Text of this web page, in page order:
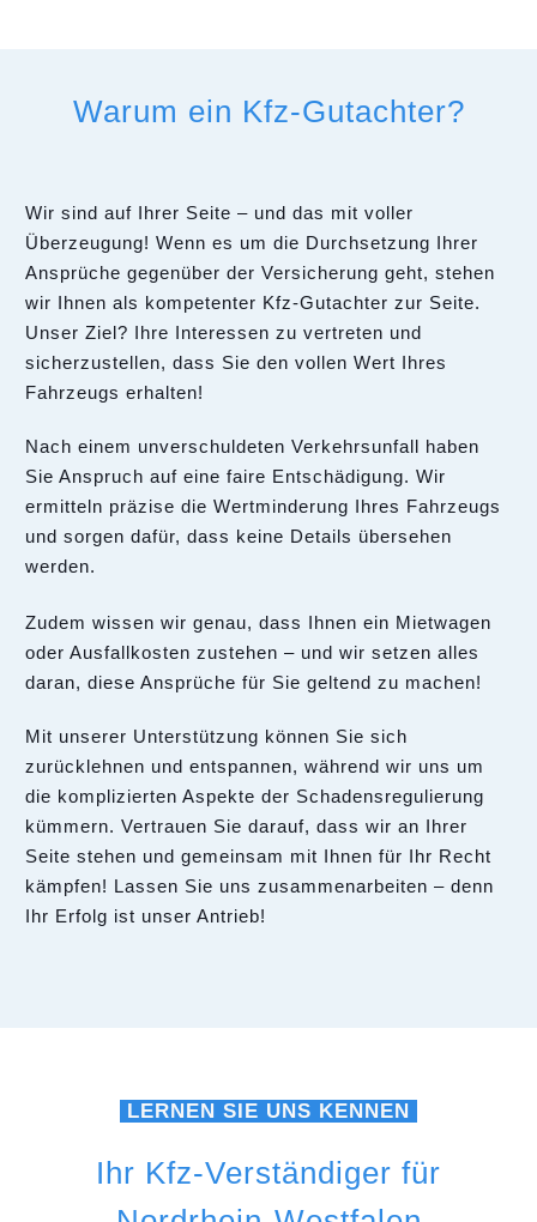
Warum ein Kfz-Gutachter?
Wir sind auf Ihrer Seite – und das mit voller
Überzeugung! Wenn es um die Durchsetzung Ihrer
Ansprüche gegenüber der Versicherung geht, stehen
wir Ihnen als kompetenter Kfz-Gutachter zur Seite.
Unser Ziel? Ihre Interessen zu vertreten und
sicherzustellen, dass Sie den vollen Wert Ihres
Fahrzeugs erhalten!
Nach einem unverschuldeten Verkehrsunfall haben
Sie Anspruch auf eine faire Entschädigung. Wir
ermitteln präzise die Wertminderung Ihres Fahrzeugs
und sorgen dafür, dass keine Details übersehen
werden.
Zudem wissen wir genau, dass Ihnen ein Mietwagen
oder Ausfallkosten zustehen – und wir setzen alles
daran, diese Ansprüche für Sie geltend zu machen!
Mit unserer Unterstützung können Sie sich
zurücklehnen und entspannen, während wir uns um
die komplizierten Aspekte der Schadensregulierung
kümmern. Vertrauen Sie darauf, dass wir an Ihrer
Seite stehen und gemeinsam mit Ihnen für Ihr Recht
kämpfen! Lassen Sie uns zusammenarbeiten – denn
Ihr Erfolg ist unser Antrieb!
LERNEN SIE UNS KENNEN
Ihr Kfz-Verständiger für